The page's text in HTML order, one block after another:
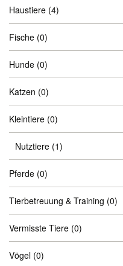
Haustiere (4)
Fische (0)
Hunde (0)
Katzen (0)
Kleintiere (0)
Nutztiere (1)
Pferde (0)
Tierbetreuung & Training (0)
Vermisste Tiere (0)
Vögel (0)